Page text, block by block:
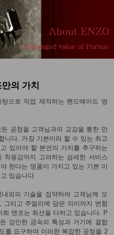
의 가치
으로 직접 제작하는 핸드메이드 방
공정을 고객님과의 교감을 통한 만
니다. 가장 기본이라 할 수 있는 최고
있어야 할 본연의 가치를 추구하는
용감까지 고려하는 섬세한 서비스
한다는 명품이 가지고 있는 기본 이
있습니다.
외의 기술을 집약하여 고객님께 오
그리고 주얼리에 담은 의미까지 변함
엔조는 최선을 다하고 있습니다. P
강인한 금속의 특성과 거기에 결합
를 요구하며 이러한 복잡한 공정을 2